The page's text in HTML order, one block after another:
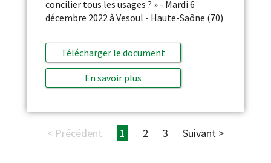
concilier tous les usages ? » - Mardi 6
décembre 2022 à Vesoul - Haute-Saône (70)
Télécharger le document
En savoir plus
< Précédent 1 2 3 Suivant >